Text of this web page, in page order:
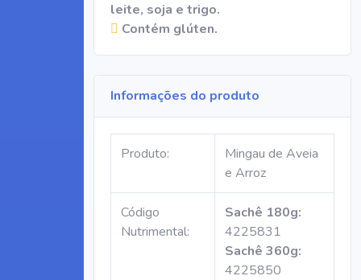
leite, soja e trigo.
Contém glúten.
Informações do produto
Produto:
Mingau de Aveia
e Arroz
Código
Nutrimental:
Sachê 180g:
4225831
Sachê 360g:
4225850